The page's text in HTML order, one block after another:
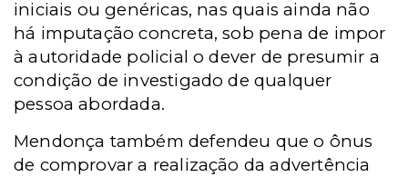
iniciais ou genéricas, nas quais ainda não
há imputação concreta, sob pena de impor
à autoridade policial o dever de presumir a
condição de investigado de qualquer
pessoa abordada.
Mendonça também defendeu que o ônus
de comprovar a realização da advertência